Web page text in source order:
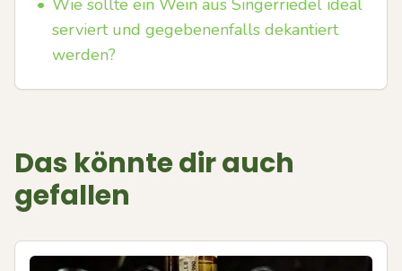
• Wie sollte ein Wein aus Singerriedel ideal
serviert und gegebenenfalls dekantiert
werden?
Das könnte dir auch
gefallen